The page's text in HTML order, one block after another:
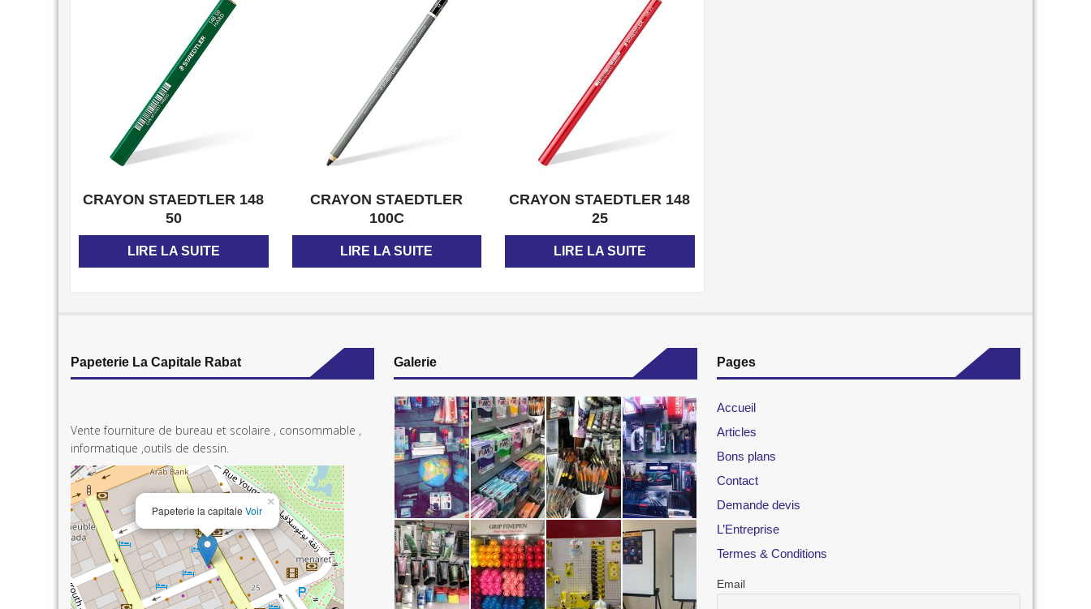
CRAYON STAEDTLER 148
50
LIRE LA SUITE
CRAYON STAEDTLER
100C
LIRE LA SUITE
CRAYON STAEDTLER 148
25
LIRE LA SUITE
Papeterie La Capitale Rabat
Vente fourniture de bureau et scolaire , consommable ,
informatique ,outils de dessin.
Papeterie la capitaleVoir
×
Galerie Pages
Accueil
Articles
Bons plans
Contact
Demande devis
L’Entreprise
Termes & Conditions
Email